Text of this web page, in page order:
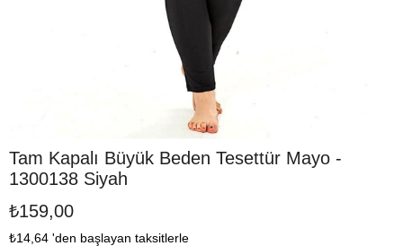
Tam Kapalı Büyük Beden Tesettür Mayo -
1300138 Siyah
₺159,00
₺14,64 'den başlayan taksitlerle